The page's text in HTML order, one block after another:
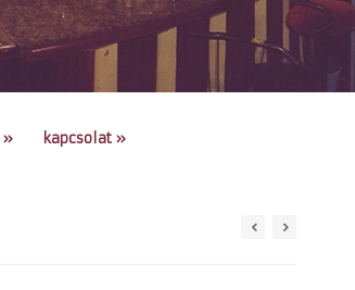
» kapcsolat »